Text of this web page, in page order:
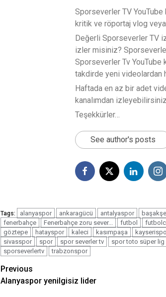
Sporseverler TV YouTube
kritik ve röportaj vlog
Değerli Sporseverler TV
izler misiniz? Sporseverler
Sporseverler Tv YouTube
takdirde yeni videolardan
Haftada en az bir adet
kanalımdan
Teşekkürler…
See author's posts
Tags: alanyaspor ankaragücü antalyaspor
fenerbahçe
Fenerbahçe zoru sever... futbol
göztepe
hatayspor kaleci kasımpaşa
sivasspor
spor spor severler tv spor toto süper lig
sporseverlertv
trabzonspor
Post
navigation
Previous
Alanyaspor yenilgisiz lider